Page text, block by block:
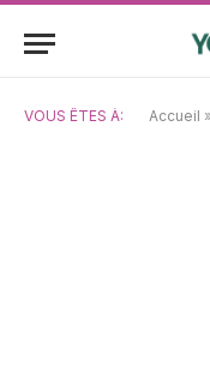
VOUS ÊTES À: Accueil »